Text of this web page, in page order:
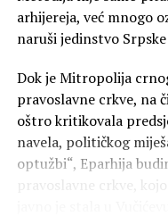
arhijereja, već mnogo
naruši jedinstvo
Dok je Mitropolija
pravoslavne crkve, na
oštro kritikovala
navela, političkog
optužbi“, Eparhija
pravoslavne crkve,